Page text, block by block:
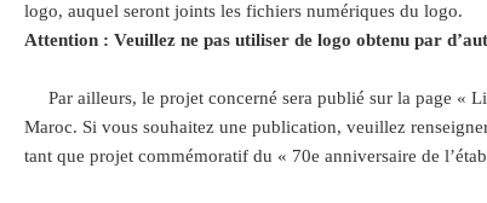
logo, auquel seront joints les fichiers numériques du logo.
Attention : Veuillez ne pas utiliser de logo obtenu par
Par ailleurs, le projet concerné sera publié sur la page «
Maroc. Si vous souhaitez une publication, veuillez
tant que projet commémoratif du « 70e anniversaire de